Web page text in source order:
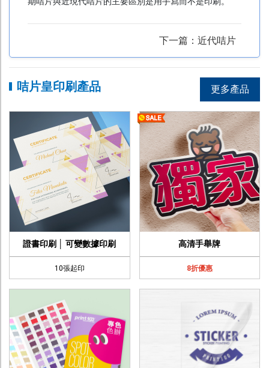
付款方法
取貨方式
聯絡我們
下一篇：近代咭片
咭片皇印刷產品 更多產品
證書印刷 │ 可變數據印刷
10張起印
高清手舉牌
8折優惠